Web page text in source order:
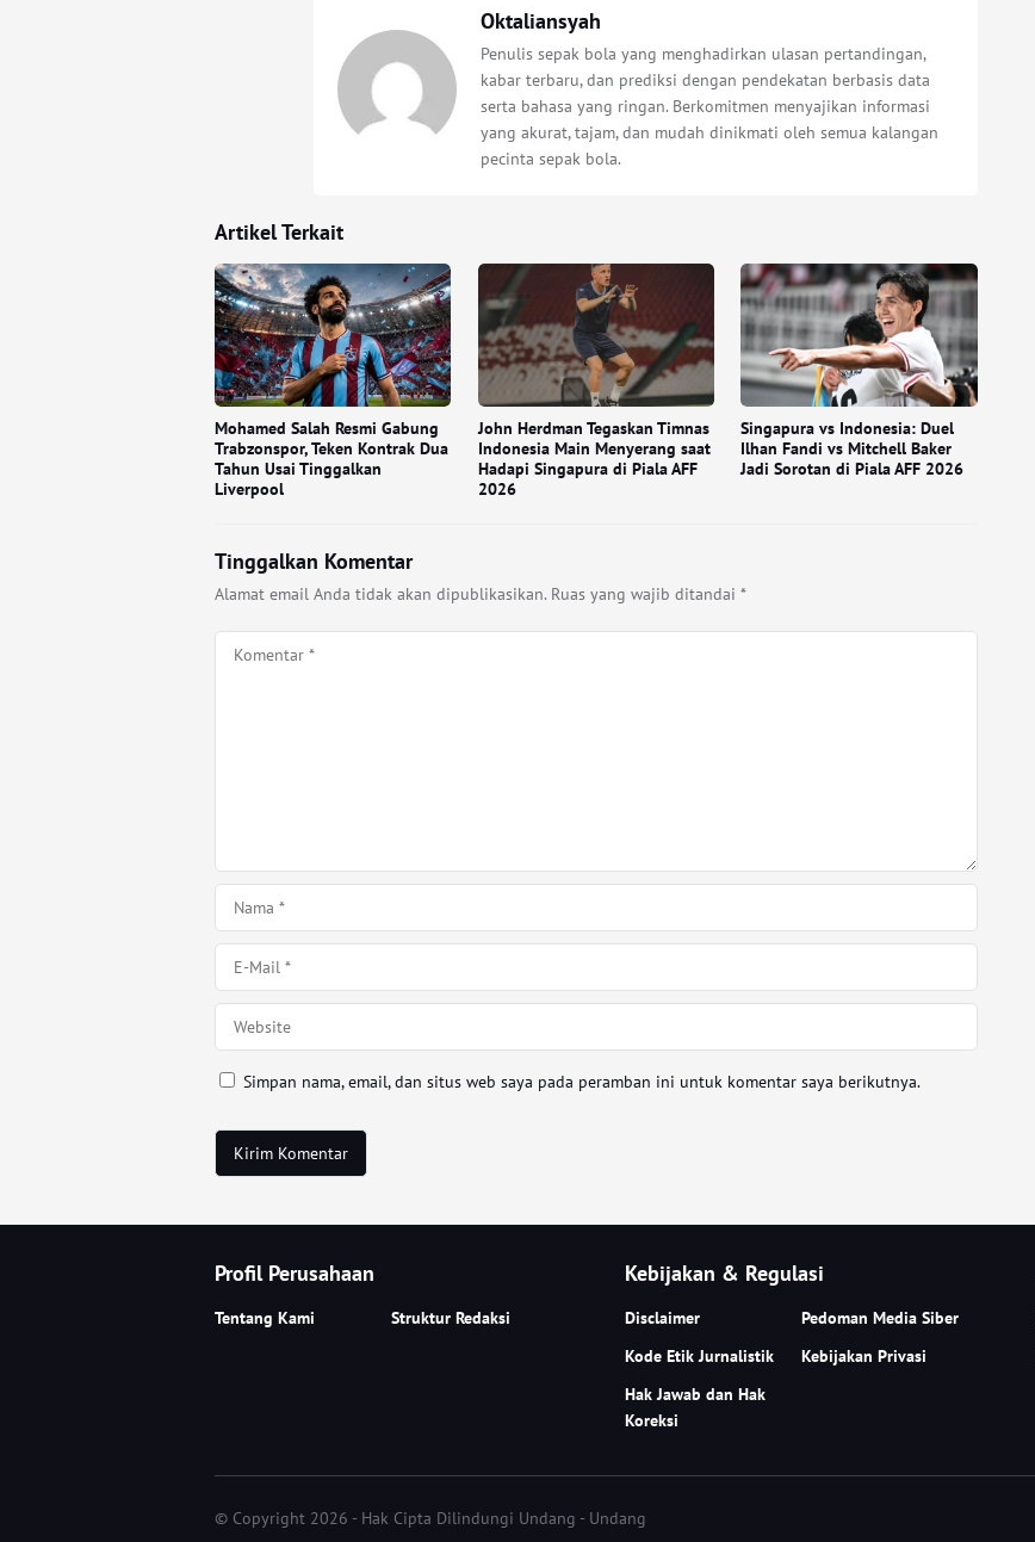
Oktaliansyah
Penulis sepak bola yang menghadirkan ulasan pertandingan,
kabar terbaru, dan prediksi dengan pendekatan berbasis data
serta bahasa yang ringan. Berkomitmen menyajikan informasi
yang akurat, tajam, dan mudah dinikmati oleh semua kalangan
pecinta sepak bola.
Artikel Terkait
Mohamed Salah Resmi Gabung
Trabzonspor, Teken Kontrak Dua
Tahun Usai Tinggalkan
Liverpool
John Herdman Tegaskan Timnas
Indonesia Main Menyerang saat
Hadapi Singapura di Piala AFF
2026
Singapura vs Indonesia: Duel
Ilhan Fandi vs Mitchell Baker
Jadi Sorotan di Piala AFF 2026
Tinggalkan Komentar
Alamat email Anda tidak akan dipublikasikan. Ruas yang wajib ditandai *
Simpan nama, email, dan situs web saya pada peramban ini untuk komentar saya berikutnya.
Profil Perusahaan
Tentang Kami Struktur Redaksi
Kebijakan & Regulasi
Disclaimer
Pedoman Media Siber
Kode Etik Jurnalistik
Kebijakan Privasi
Hak Jawab dan Hak
Koreksi
© Copyright 2026 - Hak Cipta Dilindungi Undang - Undang